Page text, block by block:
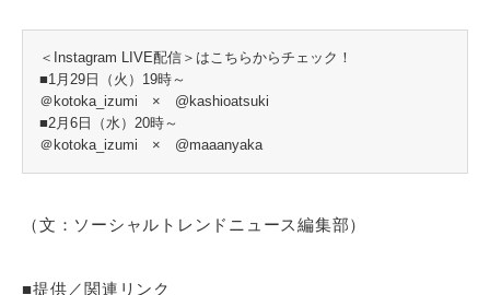
＜Instagram LIVE配信＞はこちらからチェック！
■1月29日（火）19時～
＠kotoka_izumi × @kashioatsuki
■2月6日（水）20時～
＠kotoka_izumi × @maaanyaka
（文：ソーシャルトレンドニュース編集部）
■提供／関連リンク